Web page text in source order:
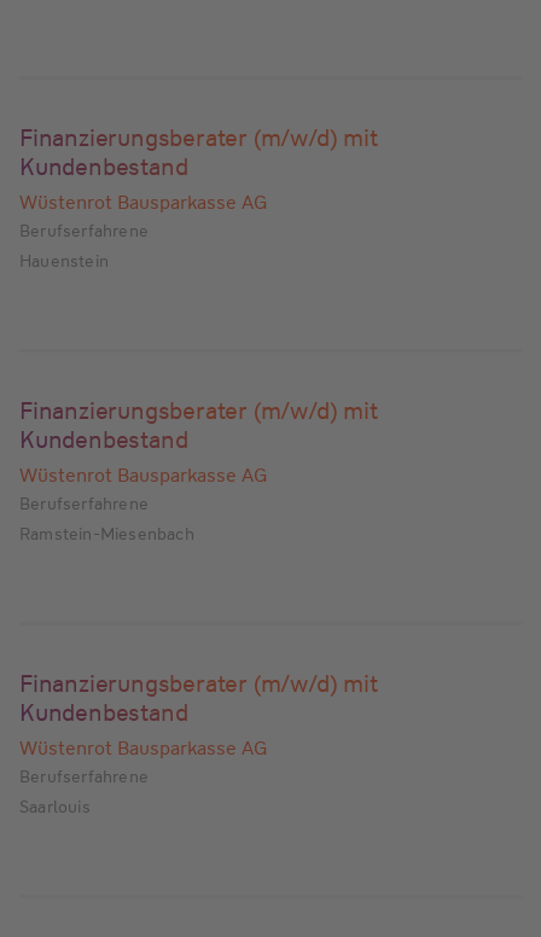
Finanzierungsberater (m/w/d) mit
Kundenbestand
Wüstenrot Bausparkasse AG
Berufserfahrene
Hauenstein
Finanzierungsberater (m/w/d) mit
Kundenbestand
Wüstenrot Bausparkasse AG
Berufserfahrene
Ramstein-Miesenbach
Finanzierungsberater (m/w/d) mit
Kundenbestand
Wüstenrot Bausparkasse AG
Berufserfahrene
Saarlouis